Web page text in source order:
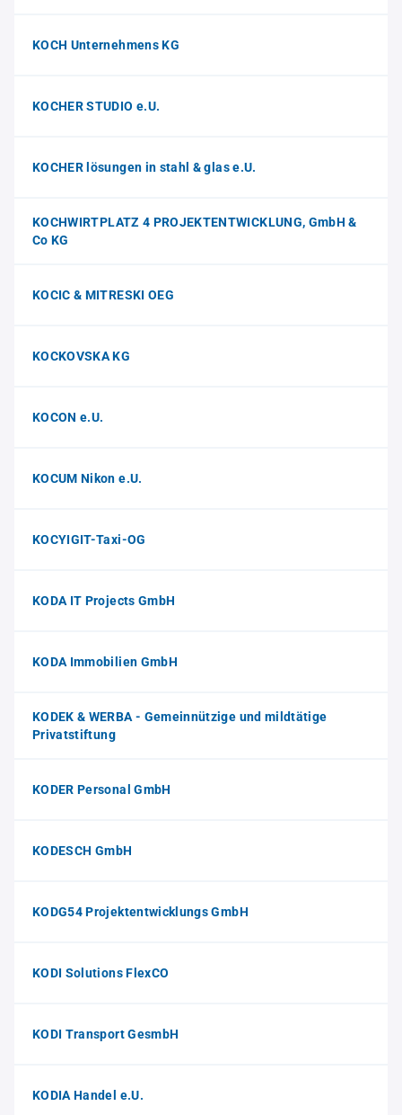
KOCH Unternehmens KG
KOCHER STUDIO e.U.
KOCHER lösungen in stahl & glas e.U.
KOCHWIRTPLATZ 4 PROJEKTENTWICKLUNG, GmbH &
Co KG
KOCIC & MITRESKI OEG
KOCKOVSKA KG
KOCON e.U.
KOCUM Nikon e.U.
KOCYIGIT-Taxi-OG
KODA IT Projects GmbH
KODA Immobilien GmbH
KODEK & WERBA - Gemeinnützige und mildtätige
Privatstiftung
KODER Personal GmbH
KODESCH GmbH
KODG54 Projektentwicklungs GmbH
KODI Solutions FlexCO
KODI Transport GesmbH
KODIA Handel e.U.